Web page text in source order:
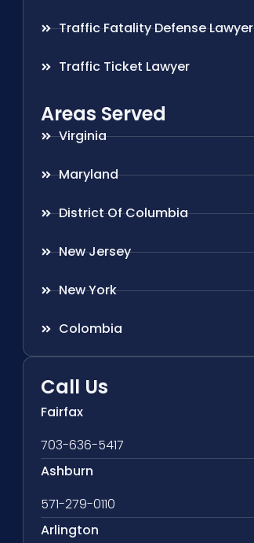
Traffic Fatality Defense Lawyer
Traffic Ticket Lawyer
Areas Served
Virginia
Maryland
District Of Columbia
New Jersey
New York
Colombia
Call Us
Fairfax
703-636-5417
Ashburn
571-279-0110
Arlington